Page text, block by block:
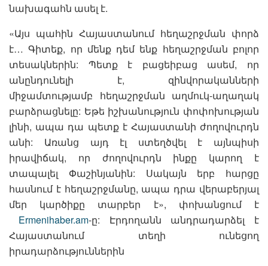
նախագահն ասել է.
«Այս պահին Հայաստանում հեղաշրջման փորձ
է… Գիտեք, որ մենք դեմ ենք հեղաշրջման բոլոր
տեսակներին: Պետք է բացեիբաց ասեմ, որ
անընդունելի է, զինվորականների
միջամտությամբ հեղաշրջման աղմուկ-աղաղակ
բարձրացնելը: Եթե իշխանություն փոփոխության
լինի, ապա դա պետք է Հայաստանի ժողովուրդն
անի: Առանց այդ էլ ստեղծվել է այնպիսի
իրավիճակ, որ ժողովուրդն ինքը կարող է
տապալել Փաշինյանին: Սակայն երբ հարցը
հասնում է հեղաշրջմանը, ապա դրա վերաբերյալ
մեր կարծիքը տարբեր է», փոխանցում է
Ermenihaber.am-ը: Էրդողանն անդրադարձել է
Հայաստանում տեղի ունեցող
իրադարձություններին